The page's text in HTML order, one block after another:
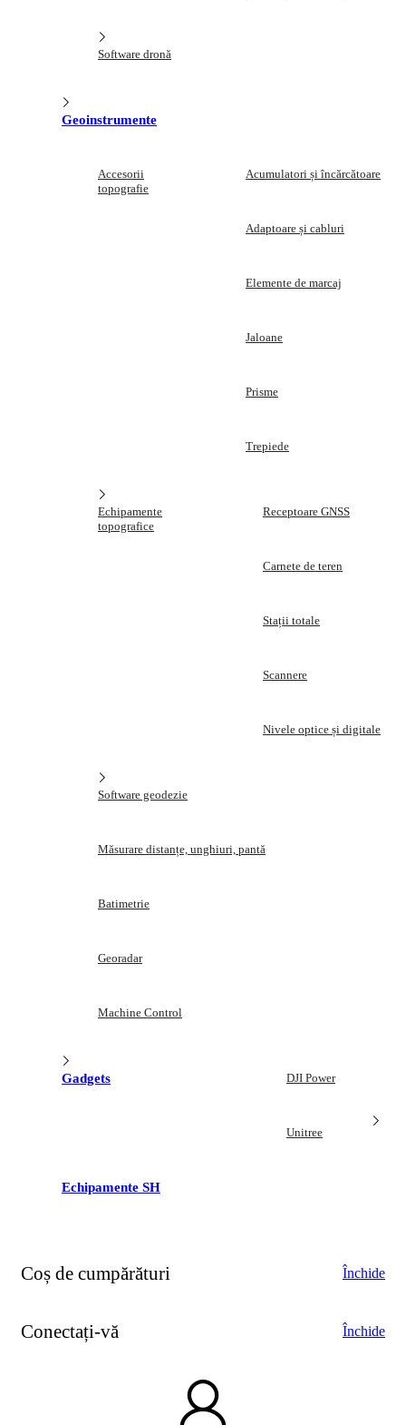
Software dronă
Geoinstrumente
Accesorii
topografie
Acumulatori și încărcătoare
Adaptoare și cabluri
Elemente de marcaj
Jaloane
Prisme
Trepiede
Echipamente
topografice
Receptoare GNSS
Carnete de teren
Stații totale
Scannere
Nivele optice și digitale
Software geodezie
Măsurare distanțe, unghiuri, pantă
Batimetrie
Georadar
Machine Control
Gadgets DJI Power
Unitree
Echipamente SH
Coș de cumpărături Închide
Conectați-vă Închide